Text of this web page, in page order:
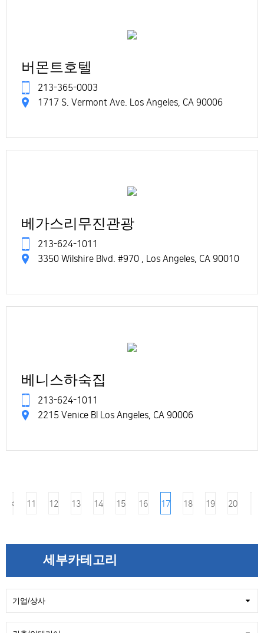
버몬트호텔
213-365-0003
1717 S. Vermont Ave. Los Angeles, CA 90006
베가스리무진관광
213-624-1011
3350 Wilshire Blvd. #970 , Los Angeles, CA 90010
베니스하숙집
213-624-1011
2215 Venice Bl Los Angeles, CA 90006
11 12 13 14 15 16 17 18 19 20
세부카테고리